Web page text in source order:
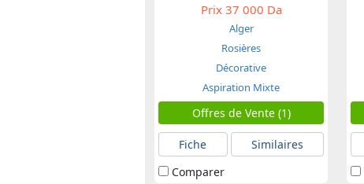
Prix37 000 Da
Alger
Rosières
Décorative
Aspiration Mixte
Offres de Vente (1)
Fiche
Similaires
Comparer